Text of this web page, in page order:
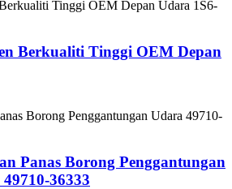
Berkualiti Tinggi OEM Depan
Panas Borong Penggantungan
36333